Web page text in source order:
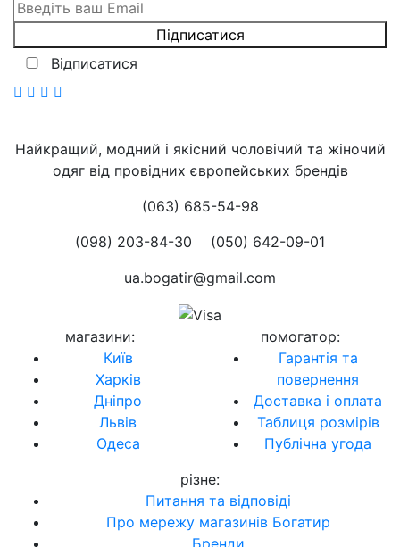
Відписатися
Найкращий, модний і якісний чоловічий та жіночий
одяг від провідних європейських брендів
(063) 685-54-98
(098) 203-84-30
(050) 642-09-01
ua.bogatir@gmail.com
магазини:
Київ
Харків
Дніпро
Львів
Одеса
помогатор:
Гарантія та
повернення
Доставка і оплата
Таблиця розмірів
Публічна угода
різне:
Питання та відповіді
Про мережу магазинів Богатир